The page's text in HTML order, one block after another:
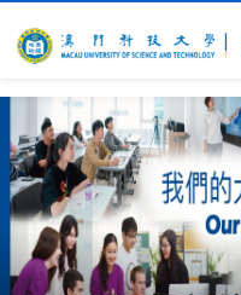
首頁 科大速覽